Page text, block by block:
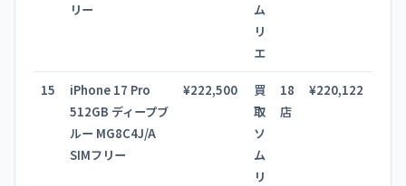
リー
ム
リ
エ
15
iPhone 17 Pro
512GB ディープブ
ルー MG8C4J/A
SIMフリー
¥222,500
買
取
ソ
ム
リ
18
店
¥220,122